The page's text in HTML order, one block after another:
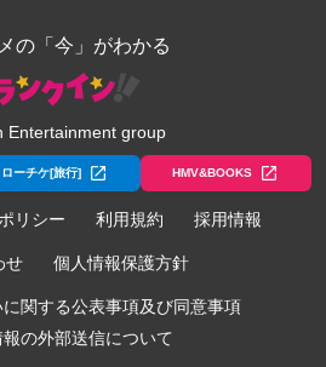
の「今」がわかる
Entertainment group
ローチケ[旅行] HMV&BOOKS
リシー 利用規約 採用情報
せ 個人情報保護方針
関する公表事項及び同意事項
の外部送信について